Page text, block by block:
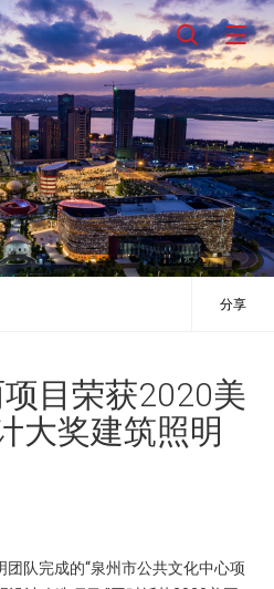
分享
目荣获2020美
大奖建筑照明
队完成的“泉州市公共文化中心项